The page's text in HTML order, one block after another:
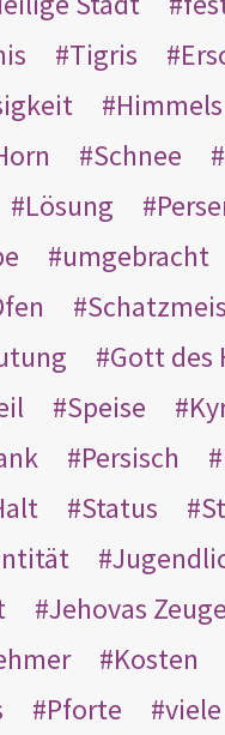
Tigris
Himmels
Schnee
Lösung
umgebracht
Gott des
Speise
Persisch
Status
Jehovas
Kosten
Pforte viele